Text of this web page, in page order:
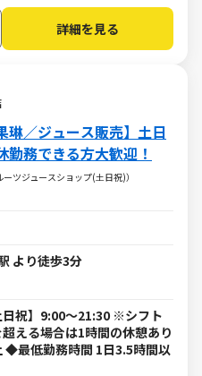
詳細を見る
琳／ジュース販売】土日
勤務できる方大歓迎！
ツジュースショップ(土日祝)）
より徒歩3分
日祝】9:00～21:30 ※シフト
える場合は1時間の休憩あり
最低勤務時間 1日3.5時間以